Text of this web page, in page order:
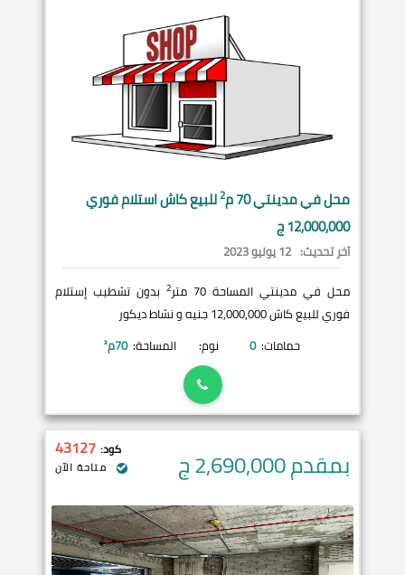
محل فيمدينتي70 م 2للبيع كاش استلام فوري
12,000,000 ج
آخر تحديث: 12 يوليو 2023
محل في مدينتي المساحة 70 متر
2 بدون تشطيب إستلام
فوري للبيع كاش 12,000,000 جنيه و نشاط ديكور
حمامات: 0 نوم: المساحة: 70م²
بمقدم 2,690,000 ج كود: 43127
متاحة الآن